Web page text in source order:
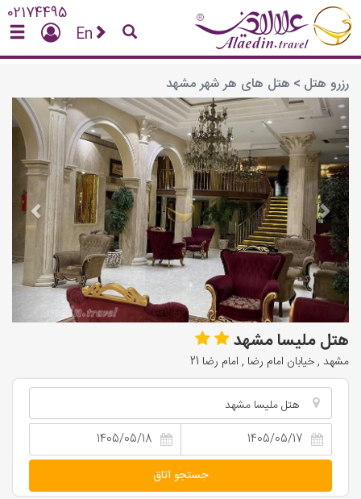
02174495
En
رزرو هتل > هتل های هر شهر مشهد
Next
هتل ملیسا مشهد
مشهد , خیابان امام رضا , امام رضا 21
هتل ملیسا مشهد
جستجو اتاق